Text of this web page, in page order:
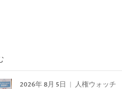
2026年 8月 5日 人権ウォッチ